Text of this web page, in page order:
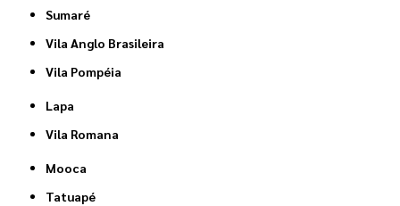
Sumaré
Vila Anglo Brasileira
Vila Pompéia
Lapa
Vila Romana
Mooca
Tatuapé